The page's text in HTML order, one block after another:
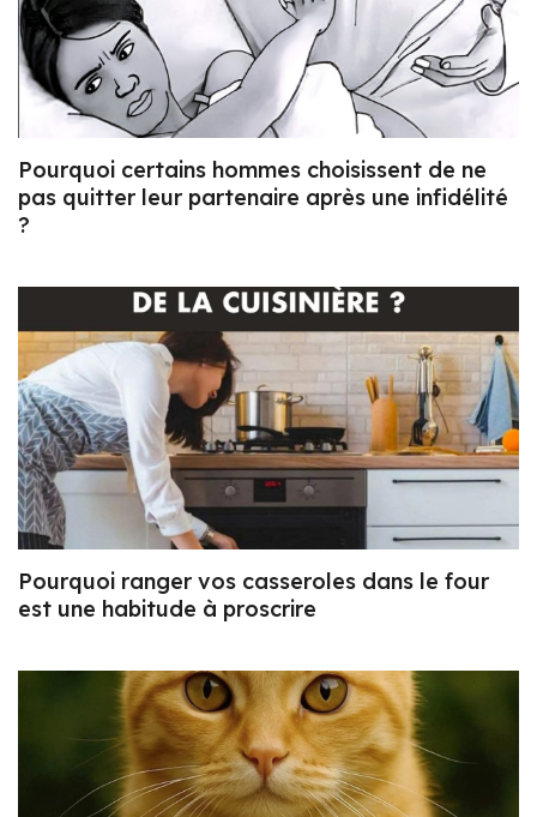
Pourquoi certains hommes choisissent de ne
pas quitter leur partenaire après une infidélité
?
Pourquoi ranger vos casseroles dans le four
est une habitude à proscrire